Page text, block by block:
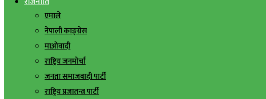
एमाले
नेपाली काङ्ग्रेस
माओवादी
राष्ट्रिय जनमोर्चा
जनता समाजवादी पार्टी
राष्ट्रिय प्रजातन्त्र पार्टी